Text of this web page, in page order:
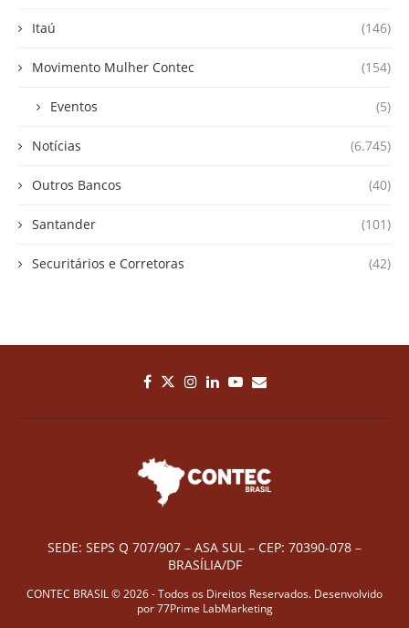
Itaú (146)
Movimento Mulher Contec (154)
Eventos (5)
Notícias (6.745)
Outros Bancos (40)
Santander (101)
Securitários e Corretoras (42)
SEDE: SEPS Q 707/907 – ASA SUL – CEP: 70390-078 –
BRASÍLIA/DF
CONTEC BRASIL © 2026 - Todos os Direitos Reservados. Desenvolvido
por77Prime LabMarketing